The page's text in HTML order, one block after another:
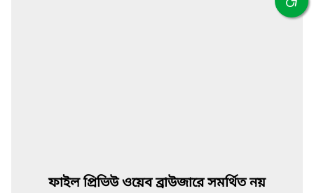
ফাইল প্রিভিউ ওয়েব ব্রাউজারে সমর্থিত নয়